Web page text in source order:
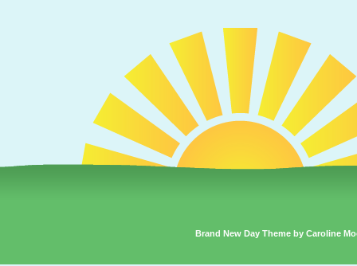
Brand New Day Theme by Caroline